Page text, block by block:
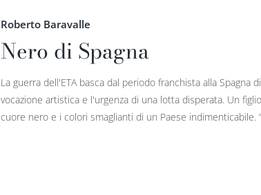
Roberto Baravalle
Nero di Spagna
La guerra dell'ETA basca dal periodo franchista alla
vocazione artistica e l'urgenza di una lotta disperata. Un
cuore nero e i colori smaglianti di un Paese indimenticabile.